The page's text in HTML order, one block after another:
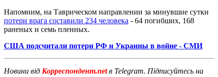
Напомним, на Таврическом направлении за минувшие сутки
потери врага составили 234 человека - 64 погибших, 168
раненых и семь пленных.
США подсчитали потери РФ и Украины в войне - СМИ
Новини від Корреспондент.netв Telegram. Підписуйтесь на